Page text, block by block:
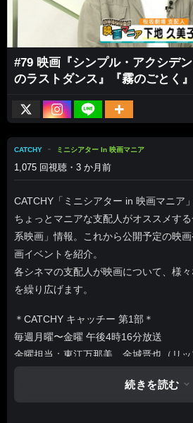
#79 映画『シンプル・アクシデ
のラストダンス』『霧のごとく』
CATCHY ミニシアター In 映画マニア
1,075 回視聴・3 か月前
CATCHY「ミニシアター in 映画マニア
ちょっとマニアな支配人がオススメす
系映画」情報。これから公開予定の映
画イベントを紹介。
各シネマの支配人が映画について、様
を繰り広げます。
＊CATCHY キャッチー 第1部＊
毎週月曜〜金曜 午後4時16分放送
金曜担当：東江万那美、金城晋也（リッ
【Web】https://www.qab.co.jp/catchy/
【Quebee】https://www.qab.co.jp/
続きを読む